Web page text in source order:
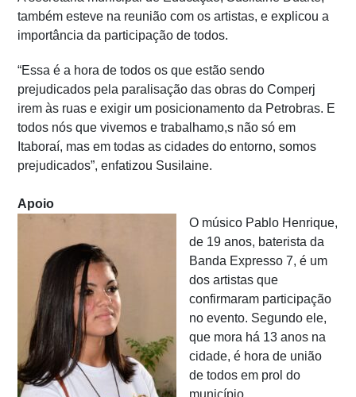
também esteve na reunião com os artistas, e explicou a
importância da participação de todos.
“Essa é a hora de todos os que estão sendo
prejudicados pela paralisação das obras do Comperj
irem às ruas e exigir um posicionamento da Petrobras. E
todos nós que vivemos e trabalhamo,s não só em
Itaboraí, mas em todas as cidades do entorno, somos
prejudicados”, enfatizou Susilaine.
Apoio
O músico Pablo Henrique,
de 19 anos, baterista da
Banda Expresso 7, é um
dos artistas que
confirmaram participação
no evento. Segundo ele,
que mora há 13 anos na
cidade, é hora de união
de todos em prol do
município.